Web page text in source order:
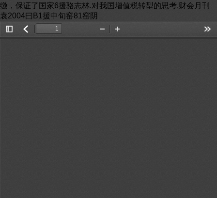
缴，保证了国家6援骆志林.对我国增值税转型的思考.财会月刊
袁2004曰B1援中旬窑81窑阴
Toggle返
Zoom